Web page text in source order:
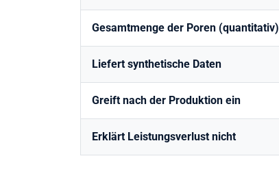
Gesamtmenge der Poren (quantitativ)
Liefert synthetische Daten
Greift nach der Produktion ein
Erklärt Leistungsverlust nicht